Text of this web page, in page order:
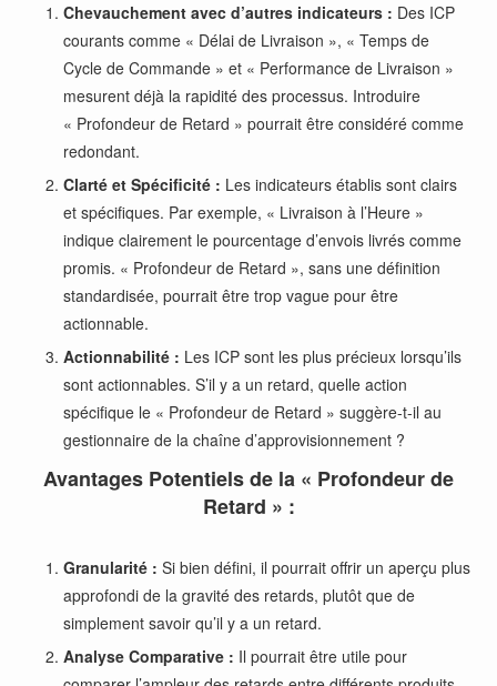
Chevauchement avec d’autres indicateurs : Des ICP
courants comme « Délai de Livraison », « Temps de
Cycle de Commande » et « Performance de Livraison »
mesurent déjà la rapidité des processus. Introduire
« Profondeur de Retard » pourrait être considéré comme
redondant.
Clarté et Spécificité : Les indicateurs établis sont clairs
et spécifiques. Par exemple, « Livraison à l’Heure »
indique clairement le pourcentage d’envois livrés comme
promis. « Profondeur de Retard », sans une définition
standardisée, pourrait être trop vague pour être
actionnable.
Actionnabilité : Les ICP sont les plus précieux lorsqu’ils
sont actionnables. S’il y a un retard, quelle action
spécifique le « Profondeur de Retard » suggère-t-il au
gestionnaire de la chaîne d’approvisionnement ?
Avantages Potentiels de la « Profondeur de
Retard » :
Granularité : Si bien défini, il pourrait offrir un aperçu plus
approfondi de la gravité des retards, plutôt que de
simplement savoir qu’il y a un retard.
Analyse Comparative : Il pourrait être utile pour